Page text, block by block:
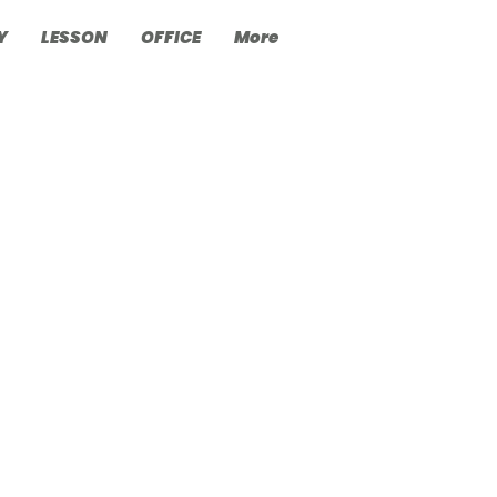
LESSON OFFICE More